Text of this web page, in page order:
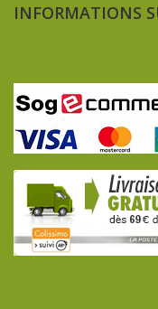
INFORMATIONS